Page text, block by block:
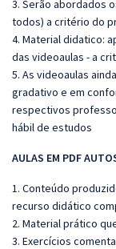
3. Serão abordados
todos) a critério do
4. Material didatico:
das videoaulas - a
5. As videoaulas
gradativo e em
respectivos
hábil de estudos
AULAS EM PDF
1. Conteúdo
recurso didático
2. Material prático
3. Exercícios